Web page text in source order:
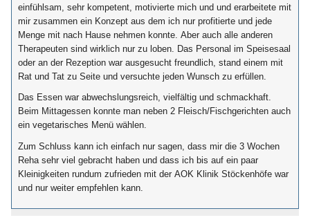
einfühlsam, sehr kompetent, motivierte mich und und erarbeitete mit
mir zusammen ein Konzept aus dem ich nur profitierte und jede
Menge mit nach Hause nehmen konnte. Aber auch alle anderen
Therapeuten sind wirklich nur zu loben. Das Personal im Speisesaal
oder an der Rezeption war ausgesucht freundlich, stand einem mit
Rat und Tat zu Seite und versuchte jeden Wunsch zu erfüllen.
Das Essen war abwechslungsreich, vielfältig und schmackhaft.
Beim Mittagessen konnte man neben 2 Fleisch/Fischgerichten auch
ein vegetarisches Menü wählen.
Zum Schluss kann ich einfach nur sagen, dass mir die 3 Wochen
Reha sehr viel gebracht haben und dass ich bis auf ein paar
Kleinigkeiten rundum zufrieden mit der AOK Klinik Stöckenhöfe war
und nur weiter empfehlen kann.